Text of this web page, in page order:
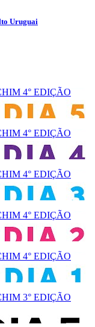
Uruguai
4° EDIÇÃO
4° EDIÇÃO
4° EDIÇÃO
4° EDIÇÃO
4° EDIÇÃO
3° EDIÇÃO